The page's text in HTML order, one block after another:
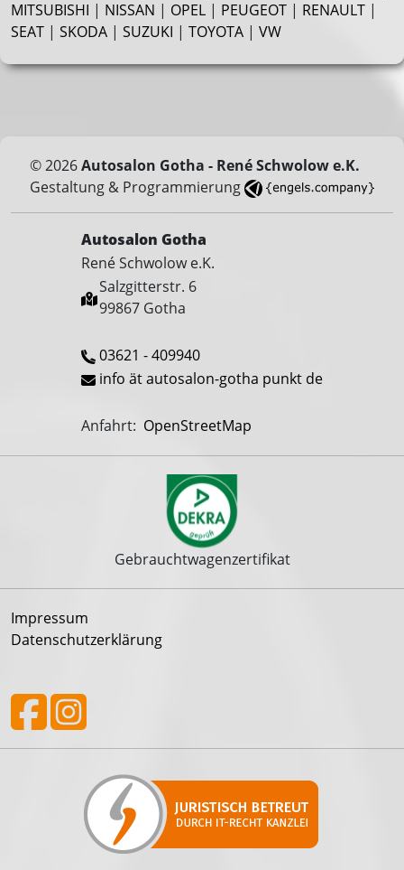
MITSUBISHI | NISSAN | OPEL | PEUGEOT | RENAULT |
SEAT | SKODA | SUZUKI | TOYOTA | VW
© 2026Autosalon Gotha - René Schwolow e.K.
Gestaltung & Programmierung
Autosalon Gotha
René Schwolow e.K.
Salzgitterstr. 6
99867 Gotha
03621 - 409940
info ät autosalon-gotha punkt de
Anfahrt: OpenStreetMap
Gebrauchtwagenzertifikat
Impressum
Datenschutzerklärung